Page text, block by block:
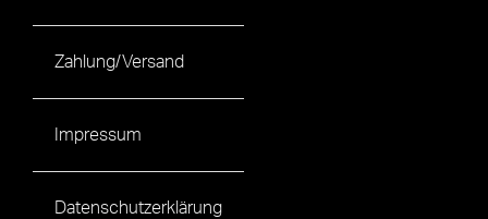
Zahlung/Versand
Impressum
Datenschutzerklärung